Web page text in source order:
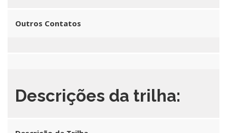
Outros Contatos
Descrições da trilha: